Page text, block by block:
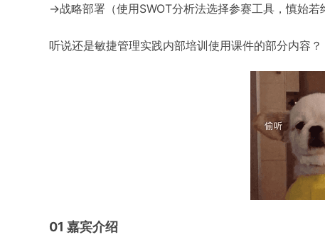
→战略部署（使用SWOT分析法选择参赛工具，慎始若
听说还是敏捷管理实践内部培训使用课件的部分内容？
01 嘉宾介绍